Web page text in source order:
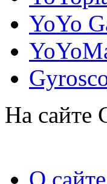
YoYo
На сайте
О сайте